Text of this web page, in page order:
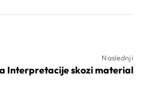
Naslednji
Interpretacije skozi material